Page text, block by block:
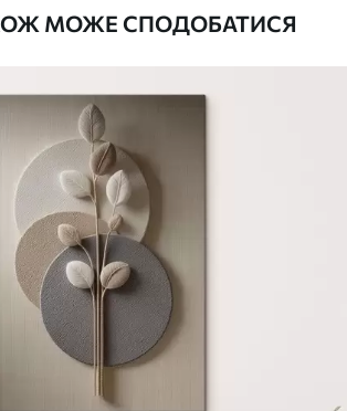
кольори
без запаху
полотна
кольори
без запаху
МОЖЕ СПОДОБАТИСЯ